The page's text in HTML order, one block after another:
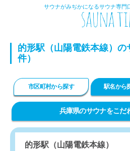
サウナがみぢかになるサウナ専門
的形駅（山陽電鉄本線）
件）
市区町村から探す 駅名から
兵庫県のサウナをこだ